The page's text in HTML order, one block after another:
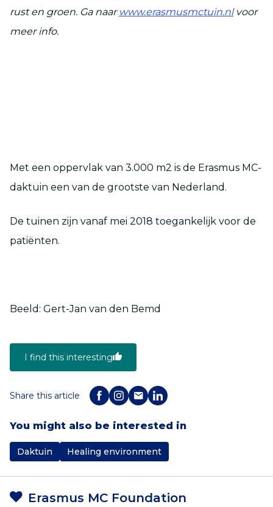
rust en groen. Ga naar www.erasmusmctuin.nlvoor
meer info.
Met een oppervlak van 3.000 m2 is de Erasmus MC-
daktuin een van de grootste van Nederland.
De tuinen zijn vanaf mei 2018 toegankelijk voor de
patiënten.
Beeld: Gert-Jan van den Bemd
I find this interesting
Share this article
You might also be interested in
Daktuin Healing environment
Erasmus MC Foundation